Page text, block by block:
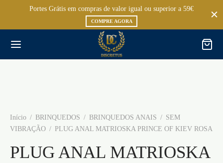
Portes Grátis em compras de valor igual ou superior a 59€
COMPRE AGORA
Início / BRINQUEDOS / BRINQUEDOS ANAIS / SEM
VIBRAÇÃO / PLUG ANAL MATRIOSKA PRINCE OF KIEV ROSA
PLUG ANAL MATRIOSKA